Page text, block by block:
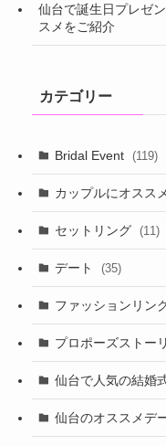
仙台で誕生日プレゼ
スメをご紹介
カテゴリー
Bridal Event (119)
カップルにオスス
セットリング (11)
デート (35)
ファッションリン
プロポーズストー
仙台で人気の結婚
仙台のオススメデ